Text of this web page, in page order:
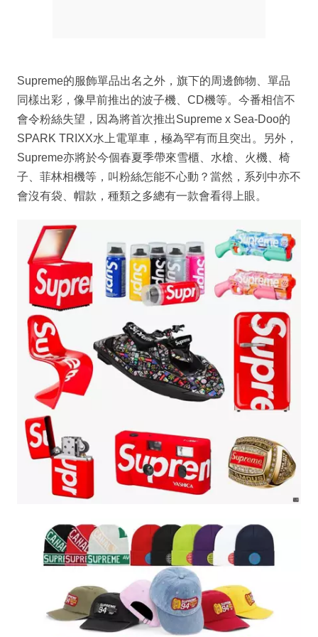
Supreme的服飾單品出名之外，旗下的周邊飾物、單品
同樣出彩，像早前推出的波子機、CD機等。今番相信不
會令粉絲失望，因為將首次推出Supreme x Sea-Doo的
SPARK TRIXX水上電單車，極為罕有而且突出。另外，
Supreme亦將於今個春夏季帶來雪櫃、水槍、火機、椅
子、菲林相機等，叫粉絲怎能不心動？當然，系列中亦不
會沒有袋、帽款，種類之多總有一款會看得上眼。